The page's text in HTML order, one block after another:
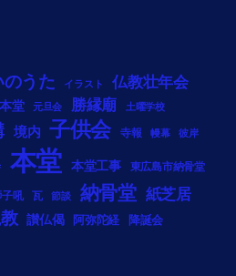
のうた イラスト
仏教壮年会
堂 元旦会 勝縁廟 土曜学校
境内 子供会 寺報 幔幕 彼岸
本堂 本堂工事 東広島市納骨堂
吼 瓦 節談 納骨堂 紙芝居
讃仏偈 阿弥陀経 降誕会